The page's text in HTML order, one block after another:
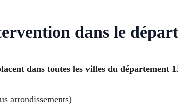
dans le
dans toutes les villes du département
arrondissements)